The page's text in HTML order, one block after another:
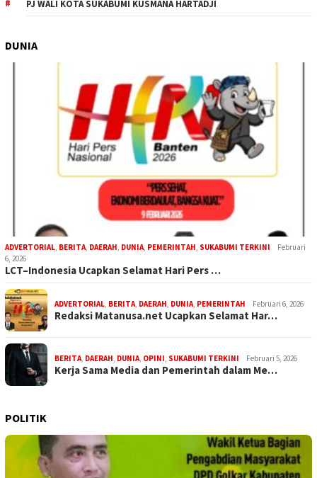
PJ WALI KOTA SUKABUMI KUSMANA HARTADJI
DUNIA
ADVERTORIAL, BERITA, DAERAH, DUNIA, PEMERINTAH, SUKABUMI TERKINI
Februari
6, 2026
LCT–Indonesia Ucapkan Selamat Hari Pers …
ADVERTORIAL, BERITA, DAERAH, DUNIA, PEMERINTAH Februari 6, 2026
Redaksi Matanusa.net Ucapkan Selamat Har…
BERITA, DAERAH, DUNIA, OPINI, SUKABUMI TERKINI Februari 5, 2026
Kerja Sama Media dan Pemerintah dalam Me…
POLITIK